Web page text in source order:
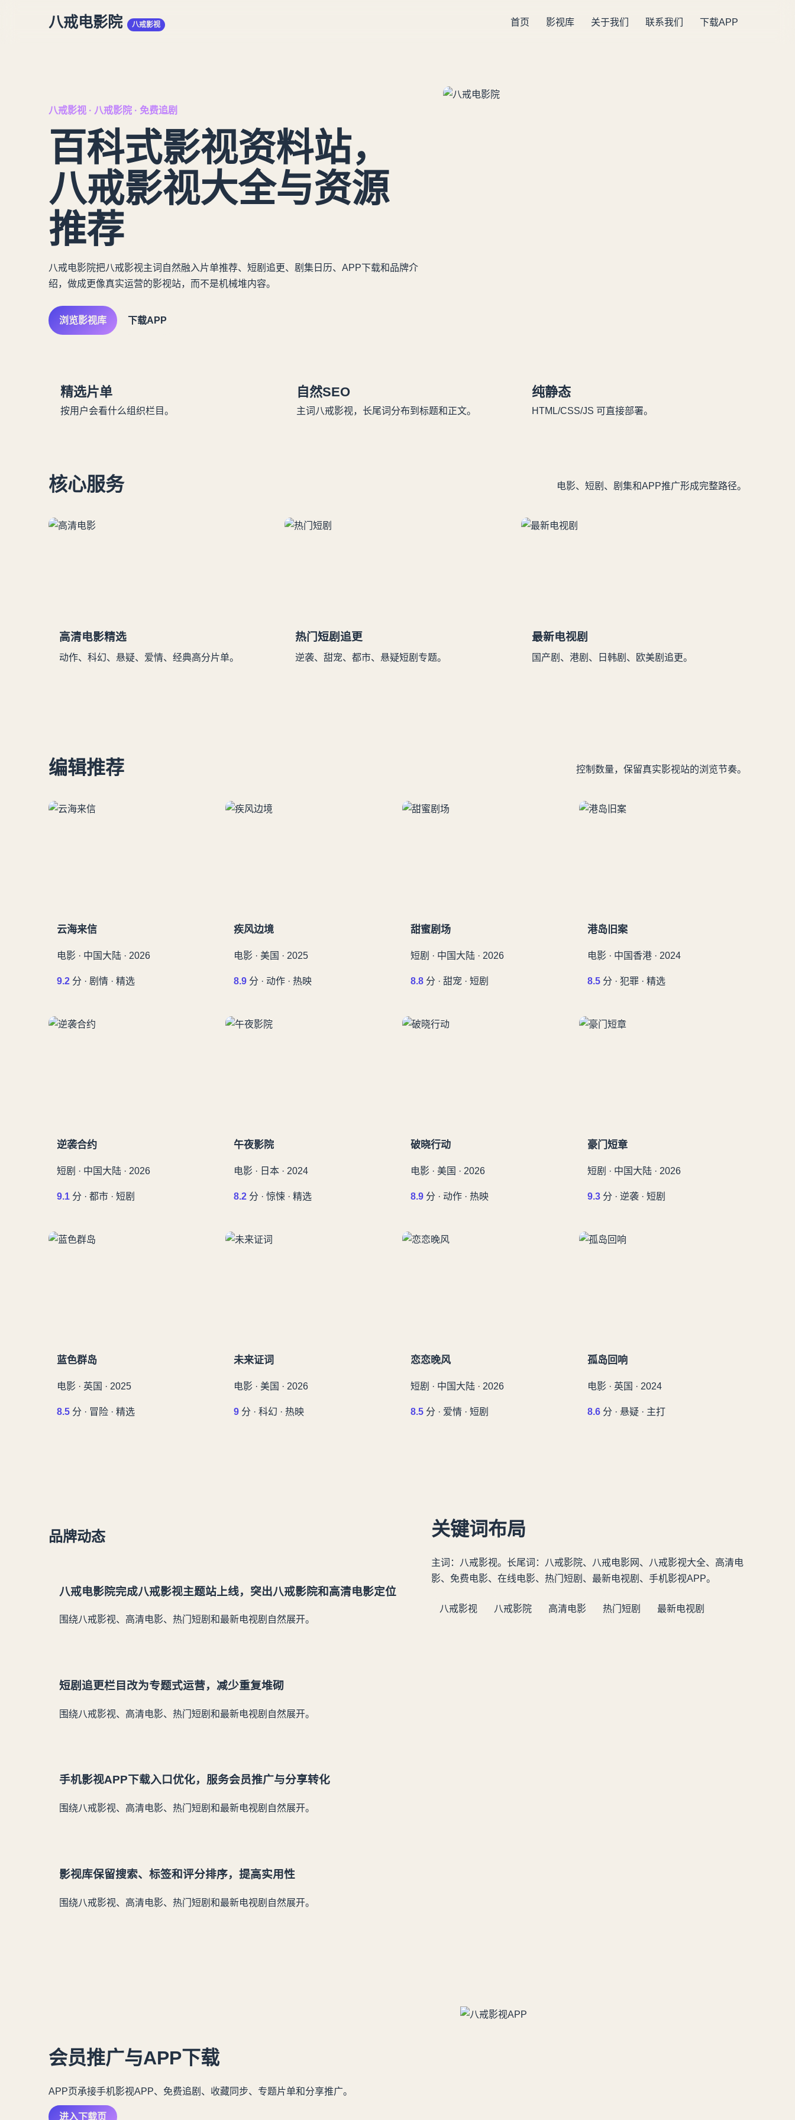
八戒电影院 八戒影视 首页 影视库 关于我们 联系我们 下载APP
八戒影视 · 八戒影院 · 免费追剧
百科式影视资料站，
八戒影视大全与资源
推荐
八戒电影院把八戒影视主词自然融入片单推荐、短剧追更、剧集日历、APP下载和品牌介
绍，做成更像真实运营的影视站，而不是机械堆内容。
浏览影视库 下载APP
精选片单
按用户会看什么组织栏目。
自然SEO
主词八戒影视，长尾词分布到标题和正文。
纯静态
HTML/CSS/JS 可直接部署。
核心服务 电影、短剧、剧集和APP推广形成完整路径。
高清电影精选
动作、科幻、悬疑、爱情、经典高分片单。
热门短剧追更
逆袭、甜宠、都市、悬疑短剧专题。
最新电视剧
国产剧、港剧、日韩剧、欧美剧追更。
编辑推荐 控制数量，保留真实影视站的浏览节奏。
云海来信
电影 · 中国大陆 · 2026
9.2 分 · 剧情 · 精选
疾风边境
电影 · 美国 · 2025
8.9 分 · 动作 · 热映
甜蜜剧场
短剧 · 中国大陆 · 2026
8.8 分 · 甜宠 · 短剧
港岛旧案
电影 · 中国香港 · 2024
8.5 分 · 犯罪 · 精选
逆袭合约
短剧 · 中国大陆 · 2026
9.1 分 · 都市 · 短剧
午夜影院
电影 · 日本 · 2024
8.2 分 · 惊悚 · 精选
破晓行动
电影 · 美国 · 2026
8.9 分 · 动作 · 热映
豪门短章
短剧 · 中国大陆 · 2026
9.3 分 · 逆袭 · 短剧
蓝色群岛
电影 · 英国 · 2025
8.5 分 · 冒险 · 精选
未来证词
电影 · 美国 · 2026
9 分 · 科幻 · 热映
恋恋晚风
短剧 · 中国大陆 · 2026
8.5 分 · 爱情 · 短剧
孤岛回响
电影 · 英国 · 2024
8.6 分 · 悬疑 · 主打
品牌动态
八戒电影院完成八戒影视主题站上线，突出八戒影院和高清电影定位
围绕八戒影视、高清电影、热门短剧和最新电视剧自然展开。
短剧追更栏目改为专题式运营，减少重复堆砌
围绕八戒影视、高清电影、热门短剧和最新电视剧自然展开。
手机影视APP下载入口优化，服务会员推广与分享转化
围绕八戒影视、高清电影、热门短剧和最新电视剧自然展开。
影视库保留搜索、标签和评分排序，提高实用性
围绕八戒影视、高清电影、热门短剧和最新电视剧自然展开。
关键词布局
主词：八戒影视。长尾词：八戒影院、八戒电影网、八戒影视大全、高清电
影、免费电影、在线电影、热门短剧、最新电视剧、手机影视APP。
八戒影视 八戒影院 高清电影 热门短剧 最新电视剧
会员推广与APP下载
APP页承接手机影视APP、免费追剧、收藏同步、专题片单和分享推广。
进入下载页